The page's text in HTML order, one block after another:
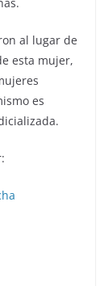
al lugar de
esta mujer,
es